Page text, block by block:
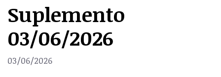
Suplemento
03/06/2026
03/06/2026